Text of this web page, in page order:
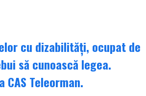
cu dizabilități, ocupat de
să cunoască legea.
Teleorman.